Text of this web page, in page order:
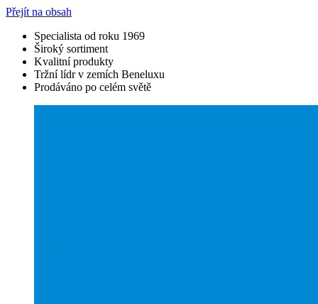
Přejít na obsah
Specialista od roku 1969
Široký sortiment
Kvalitní produkty
Tržní lídr v zemích Beneluxu
Prodáváno po celém světě